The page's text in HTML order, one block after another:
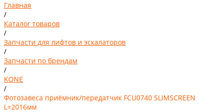
Главная
/
Каталог товаров
/
Запчасти для лифтов и эскалаторов
/
Запчасти по брендам
/
KONE
/
Фотозавеса приёмник/передатчик FCU0740 SLIMSCREEN
L=2016мм